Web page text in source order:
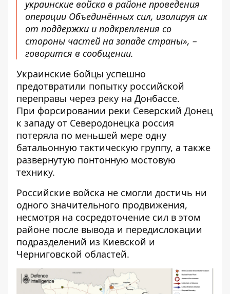
украинские войска в районе проведения
операции Объединённых сил, изолируя их
от поддержки и подкрепления со
стороны частей на западе страны», –
говорится в сообщении.
Украинские бойцы успешно
предотвратили попытку российской
переправы через реку на Донбассе.
При форсировании реки Северский Донец
к западу от Северодонецка россия
потеряла по меньшей мере одну
батальонную тактическую группу, а также
развернутую понтонную мостовую
технику.
Российские войска не смогли достичь ни
одного значительного продвижения,
несмотря на сосредоточение сил в этом
районе после вывода и передислокации
подразделений из Киевской и
Черниговской областей.